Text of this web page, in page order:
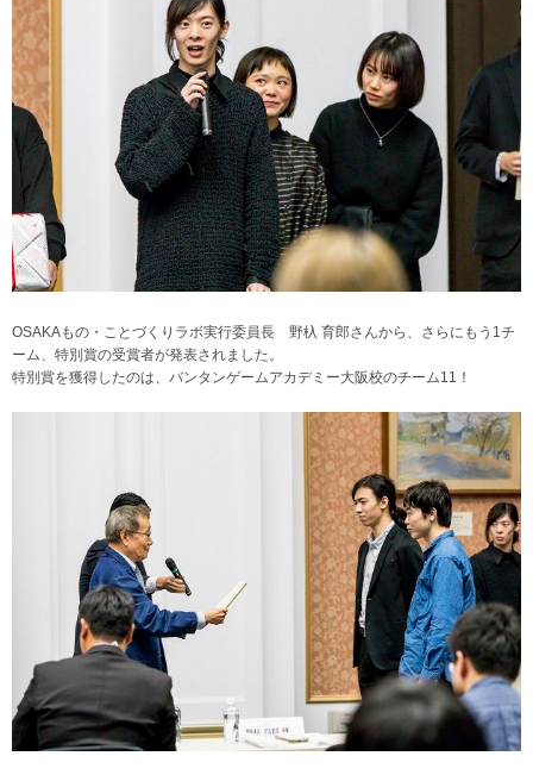
OSAKAもの・ことづくりラボ実行委員長 野杁 育郎さんから、さらにもう1チ
ーム、特別賞の受賞者が発表されました。
特別賞を獲得したのは、バンタンゲームアカデミー大阪校のチーム11！